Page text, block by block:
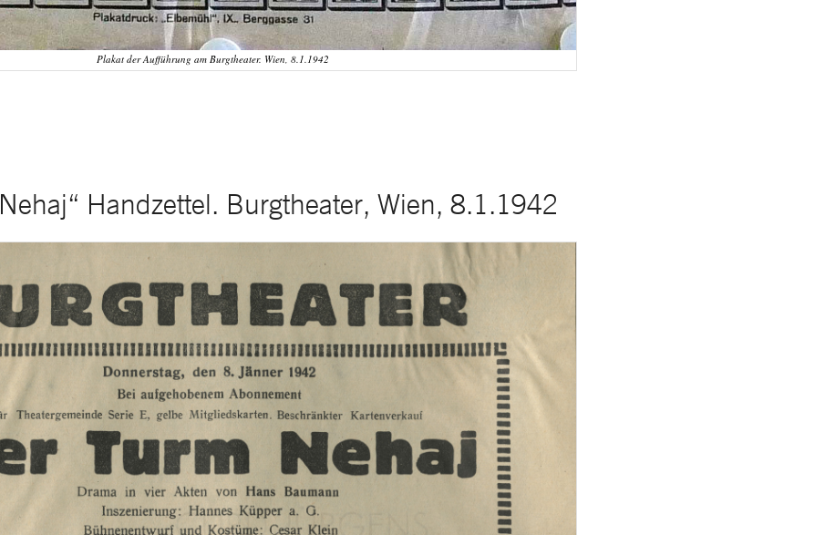
Plakat der Aufführung am Burgtheater. Wien, 8.1.1942
Handzettel. Burgtheater, Wien, 8.1.1942